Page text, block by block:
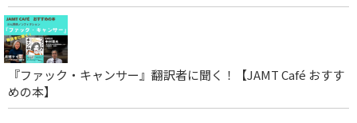
『ファック・キャンサー』翻訳者に聞く！【JAMT Café おすす
めの本】